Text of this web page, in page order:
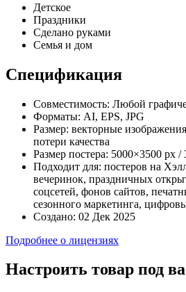
Детское
Праздники
Сделано руками
Семья и дом
Спецификация
Совместимость: Любой
Форматы: AI, EPS, JPG
Размер: векторные
потери качества
Размер постера: 5000×3500 px /
Подходит для: постеров на
вечеринок, праздничных
соцсетей, фонов сайтов,
сезонного маркетинга,
Создано: 02 Дек 2025
Подробнее о лицензиях
Настроить товар под